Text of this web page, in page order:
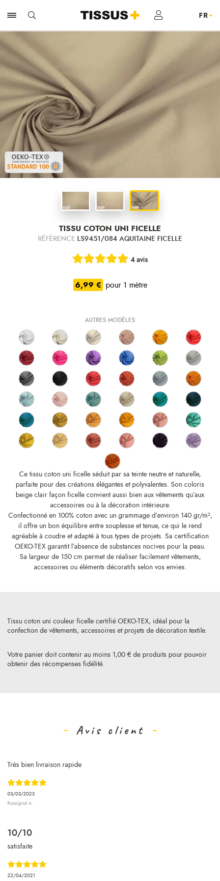
TISSU COTON UNI FICELLE
RÉFÉRENCE LS9451/084 AQUITAINE FICELLE
4 avis
6,99 € pour 1 mètre
AUTRES MODÈLES
Ce tissu coton uni ficelle séduit par sa teinte neutre et naturelle,
parfaite pour des créations élégantes et polyvalentes. Son coloris
beige clair façon ficelle convient aussi bien aux vêtements qu’aux
accessoires ou à la décoration intérieure.
Confectionné en 100% coton avec un grammage d’environ 140 gr/m²,
il offre un bon équilibre entre souplesse et tenue, ce qui le rend
agréable à coudre et adapté à tous types de projets. Sa certification
OEKO-TEX garantit l’absence de substances nocives pour la peau.
Sa largeur de 150 cm permet de réaliser facilement vêtements,
accessoires ou éléments décoratifs selon vos envies.
Votre panier doit contenir au moins 1,00 € de produits pour pouvoir
obtenir des récompenses fidélité.
Tissu coton uni couleur ficelle certifié OEKO-TEX, idéal pour la
confection de vêtements, accessoires et projets de décoration textile.
Avis client
03/03/2023
Rossignol A.
Très bien livraison rapide
22/04/2021
10/10
satisfaite